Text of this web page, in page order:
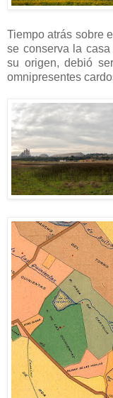
Tiempo atrás sobre
se conserva la
su origen, debió
omnipresentes